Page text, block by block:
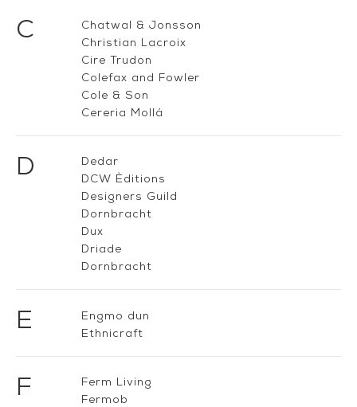
C
Chatwal & Jonsson
Christian Lacroix
Cire Trudon
Colefax and Fowler
Cole & Son
Cereria Mollá
D
Dedar
DCW Èditions
Designers Guild
Dornbracht
Dux
Driade
Dornbracht
E
Engmo dun
Ethnicraft
F
Ferm Living
Fermob